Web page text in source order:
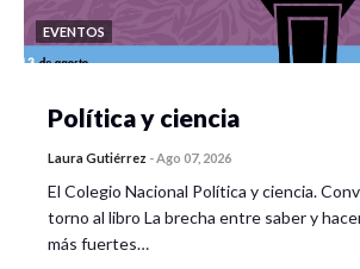
EVENTOS
Política y ciencia
Laura Gutiérrez -Ago 07, 2026
El Colegio Nacional Política y ciencia.
torno al libro La brecha entre saber y
más fuertes…